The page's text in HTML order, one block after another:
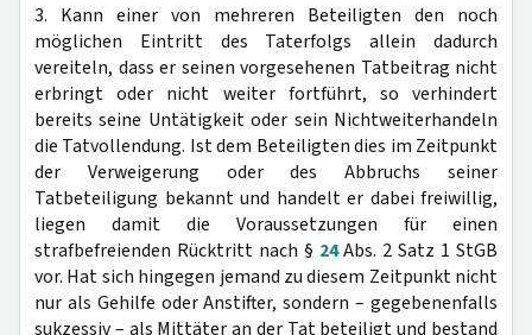
3. Kann einer von mehreren Beteiligten den noch
möglichen Eintritt des Taterfolgs allein dadurch
vereiteln, dass er seinen vorgesehenen Tatbeitrag nicht
erbringt oder nicht weiter fortführt, so verhindert
bereits seine Untätigkeit oder sein Nichtweiterhandeln
die Tatvollendung. Ist dem Beteiligten dies im Zeitpunkt
der Verweigerung oder des Abbruchs seiner
Tatbeteiligung bekannt und handelt er dabei freiwillig,
liegen damit die Voraussetzungen für einen
strafbefreienden Rücktritt nach § 24Abs. 2 Satz 1 StGB
vor. Hat sich hingegen jemand zu diesem Zeitpunkt nicht
nur als Gehilfe oder Anstifter, sondern – gegebenenfalls
sukzessiv – als Mittäter an der Tat beteiligt und bestand